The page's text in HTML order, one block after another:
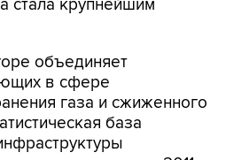
объединяет
газа и сжиженного
база
газа с 2011
СПГ - с 2012